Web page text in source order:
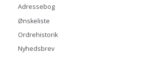
Adressebog
Ønskeliste
Ordrehistorik
Nyhedsbrev